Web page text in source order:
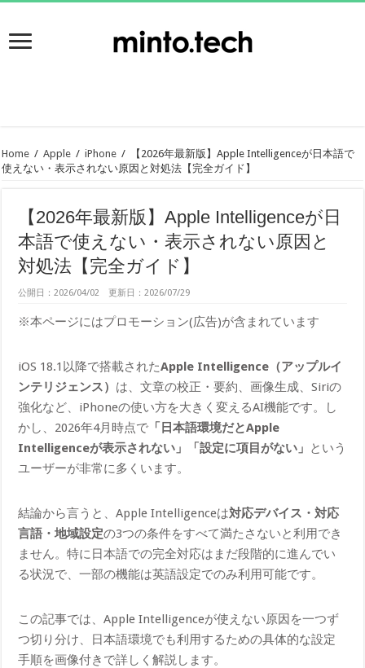
Home / Apple / iPhone /
【2026年最新版】Apple Intelligenceが日本語で
使えない・表示されない原因と対処法【完全ガイド】
【2026年最新版】Apple Intelligenceが日
本語で使えない・表示されない原因と
対処法【完全ガイド】
公開日：2026/04/02 更新日：2026/07/29
※本ページにはプロモーション(広告)が含まれています
iOS 18.1以降で搭載されたApple Intelligence（アップルイ
ンテリジェンス） は、文章の校正・要約、画像生成、Siriの
強化など、iPhoneの使い方を大きく変えるAI機能です。し
かし、2026年4月時点で 「日本語環境だとApple
Intelligenceが表示されない」「設定に項目がない」 という
ユーザーが非常に多くいます。
結論から言うと、Apple Intelligenceは対応デバイス・対応
言語・地域設定の3つの条件をすべて満たさないと利用でき
ません。特に日本語での完全対応はまだ段階的に進んでい
る状況で、一部の機能は英語設定でのみ利用可能です。
この記事では、Apple Intelligenceが使えない原因を一つず
つ切り分け、日本語環境でも利用するための具体的な設定
手順を画像付きで詳しく解説します。